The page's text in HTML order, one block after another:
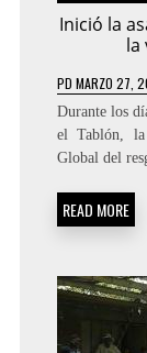
Inició la
la
PD MARZO 27,
Durante los
el Tablón,
Global del
READ MORE